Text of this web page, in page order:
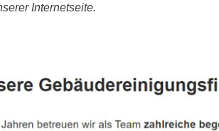
Internetseite.